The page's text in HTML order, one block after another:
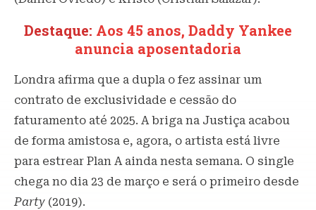
Destaque: Aos 45 anos, Daddy Yankee
anuncia aposentadoria
Londra afirma que a dupla o fez assinar um
contrato de exclusividade e cessão do
faturamento até 2025. A briga na Justiça acabou
de forma amistosa e, agora, o artista está livre
para estrear Plan A ainda nesta semana. O single
chega no dia 23 de março e será o primeiro desde
Party (2019).